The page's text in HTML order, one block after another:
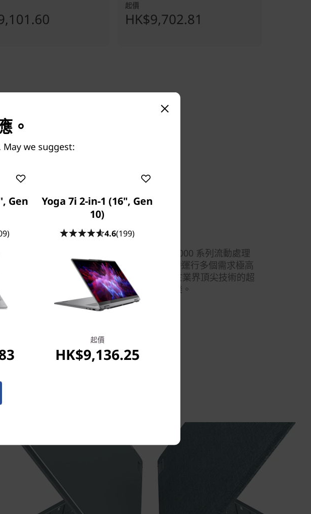
起價
HK$9,702.81
7 多模式筆記簿型電腦由 AMD Ryzen™ 5000 系列流動處理
顯示卡驅動，開拓無限潛能—您可同時運行多個需求極高
，裝置反應依舊快如閃電；您亦可體驗源於業界頂尖技術的超
航力，隨時隨地保持生產力，同時盡賞娛樂。
。
we suggest:
Gen
Yoga 7i 2-in-1 (16", Gen
10)
4.6(199)
起價
HK$9,136.25